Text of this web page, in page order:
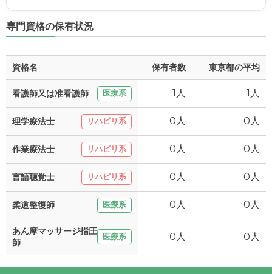
専門資格の保有状況
資格名 保有者数 東京都の平均
看護師又は准看護師 医療系 1人 1人
理学療法士 リハビリ系 0人 0人
作業療法士 リハビリ系 0人 0人
言語聴覚士 リハビリ系 0人 0人
柔道整復師 医療系 0人 0人
あん摩マッサージ指圧
師
医療系 0人 0人